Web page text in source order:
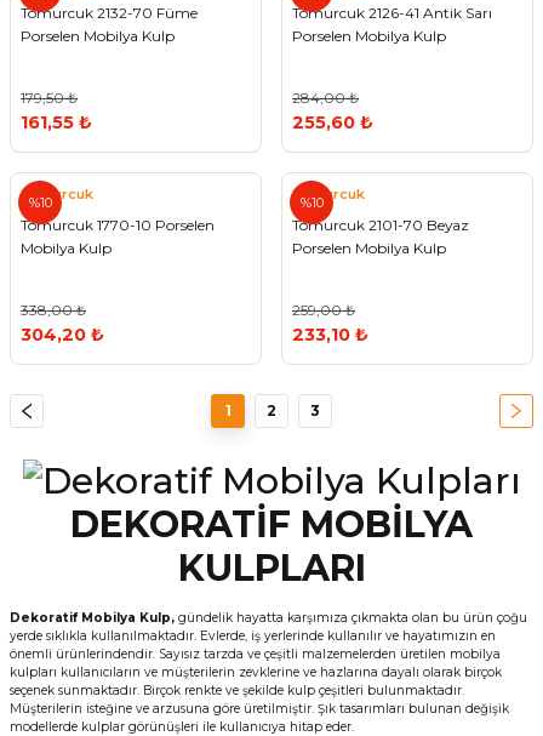
Tomurcuk 2132-70 Füme
Porselen Mobilya Kulp
179,50 ₺
161,55 ₺
Tomurcuk 2126-41 Antik Sarı
Porselen Mobilya Kulp
284,00 ₺
255,60 ₺
%10
Tomurcuk
Tomurcuk 1770-10 Porselen
Mobilya Kulp
338,00 ₺
304,20 ₺
%10
Tomurcuk
Tomurcuk 2101-70 Beyaz
Porselen Mobilya Kulp
259,00 ₺
233,10 ₺
1 2 3
DEKORATİF MOBİLYA
KULPLARI
Dekoratif Mobilya Kulp, gündelik hayatta karşımıza çıkmakta olan bu ürün çoğu
yerde sıklıkla kullanılmaktadır. Evlerde, iş yerlerinde kullanılır ve hayatımızın en
önemli ürünlerindendir. Sayısız tarzda ve çeşitli malzemelerden üretilen mobilya
kulpları kullanıcıların ve müşterilerin zevklerine ve hazlarına dayalı olarak birçok
seçenek sunmaktadır. Birçok renkte ve şekilde kulp çeşitleri bulunmaktadır.
Müşterilerin isteğine ve arzusuna göre üretilmiştir. Şık tasarımları bulunan değişik
modellerde kulplar görünüşleri ile kullanıcıya hitap eder.